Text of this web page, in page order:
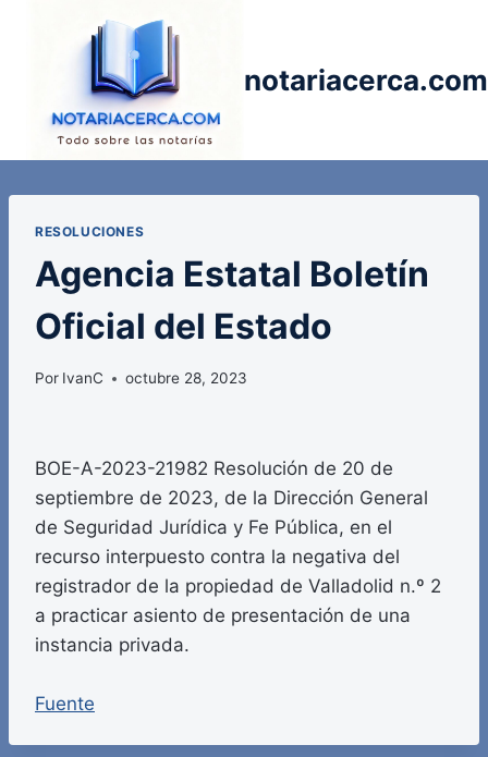
notariacerca.com
RESOLUCIONES
Agencia Estatal Boletín
Oficial del Estado
Por IvanC octubre 28, 2023
BOE-A-2023-21982 Resolución de 20 de
septiembre de 2023, de la Dirección General
de Seguridad Jurídica y Fe Pública, en el
recurso interpuesto contra la negativa del
registrador de la propiedad de Valladolid n.º 2
a practicar asiento de presentación de una
instancia privada.
Fuente